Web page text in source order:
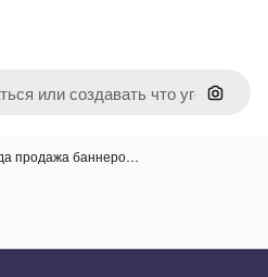
Поиск
продажа баннеро…